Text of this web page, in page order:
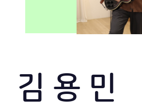
김 용 민